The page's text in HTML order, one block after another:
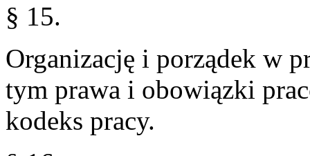
§ 15.
Organizację i porządek w
tym prawa i obowiązki
kodeks pracy.